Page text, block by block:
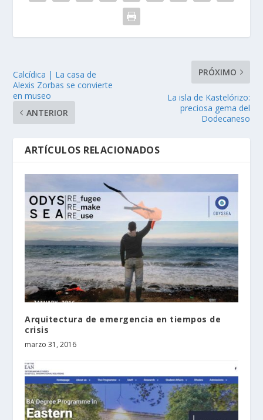
Calcídica | La casa de
Alexis Zorbas se convierte
en museo
ANTERIOR
PRÓXIMO
La isla de Kastelórizo:
preciosa gema del
Dodecaneso
ARTÍCULOS RELACIONADOS
Arquitectura de emergencia en tiempos de
crisis
marzo 31, 2016